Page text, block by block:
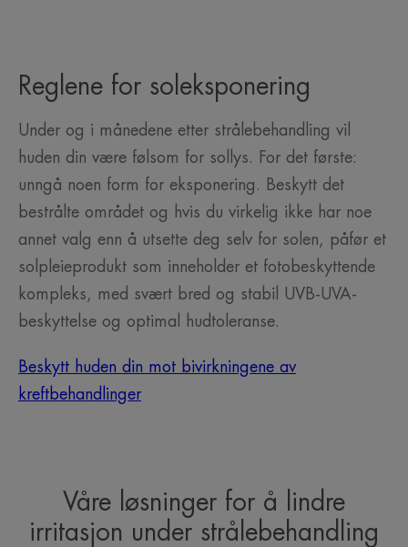
Reglene for soleksponering
Under og i månedene etter strålebehandling vil
huden din være følsom for sollys. For det første:
unngå noen form for eksponering. Beskytt det
bestrålte området og hvis du virkelig ikke har noe
annet valg enn å utsette deg selv for solen, påfør et
solpleieprodukt som inneholder et fotobeskyttende
kompleks, med svært bred og stabil UVB-UVA-
beskyttelse og optimal hudtoleranse.
Beskytt huden din mot bivirkningene av
kreftbehandlinger
Våre løsninger for å lindre
irritasjon under strålebehandling